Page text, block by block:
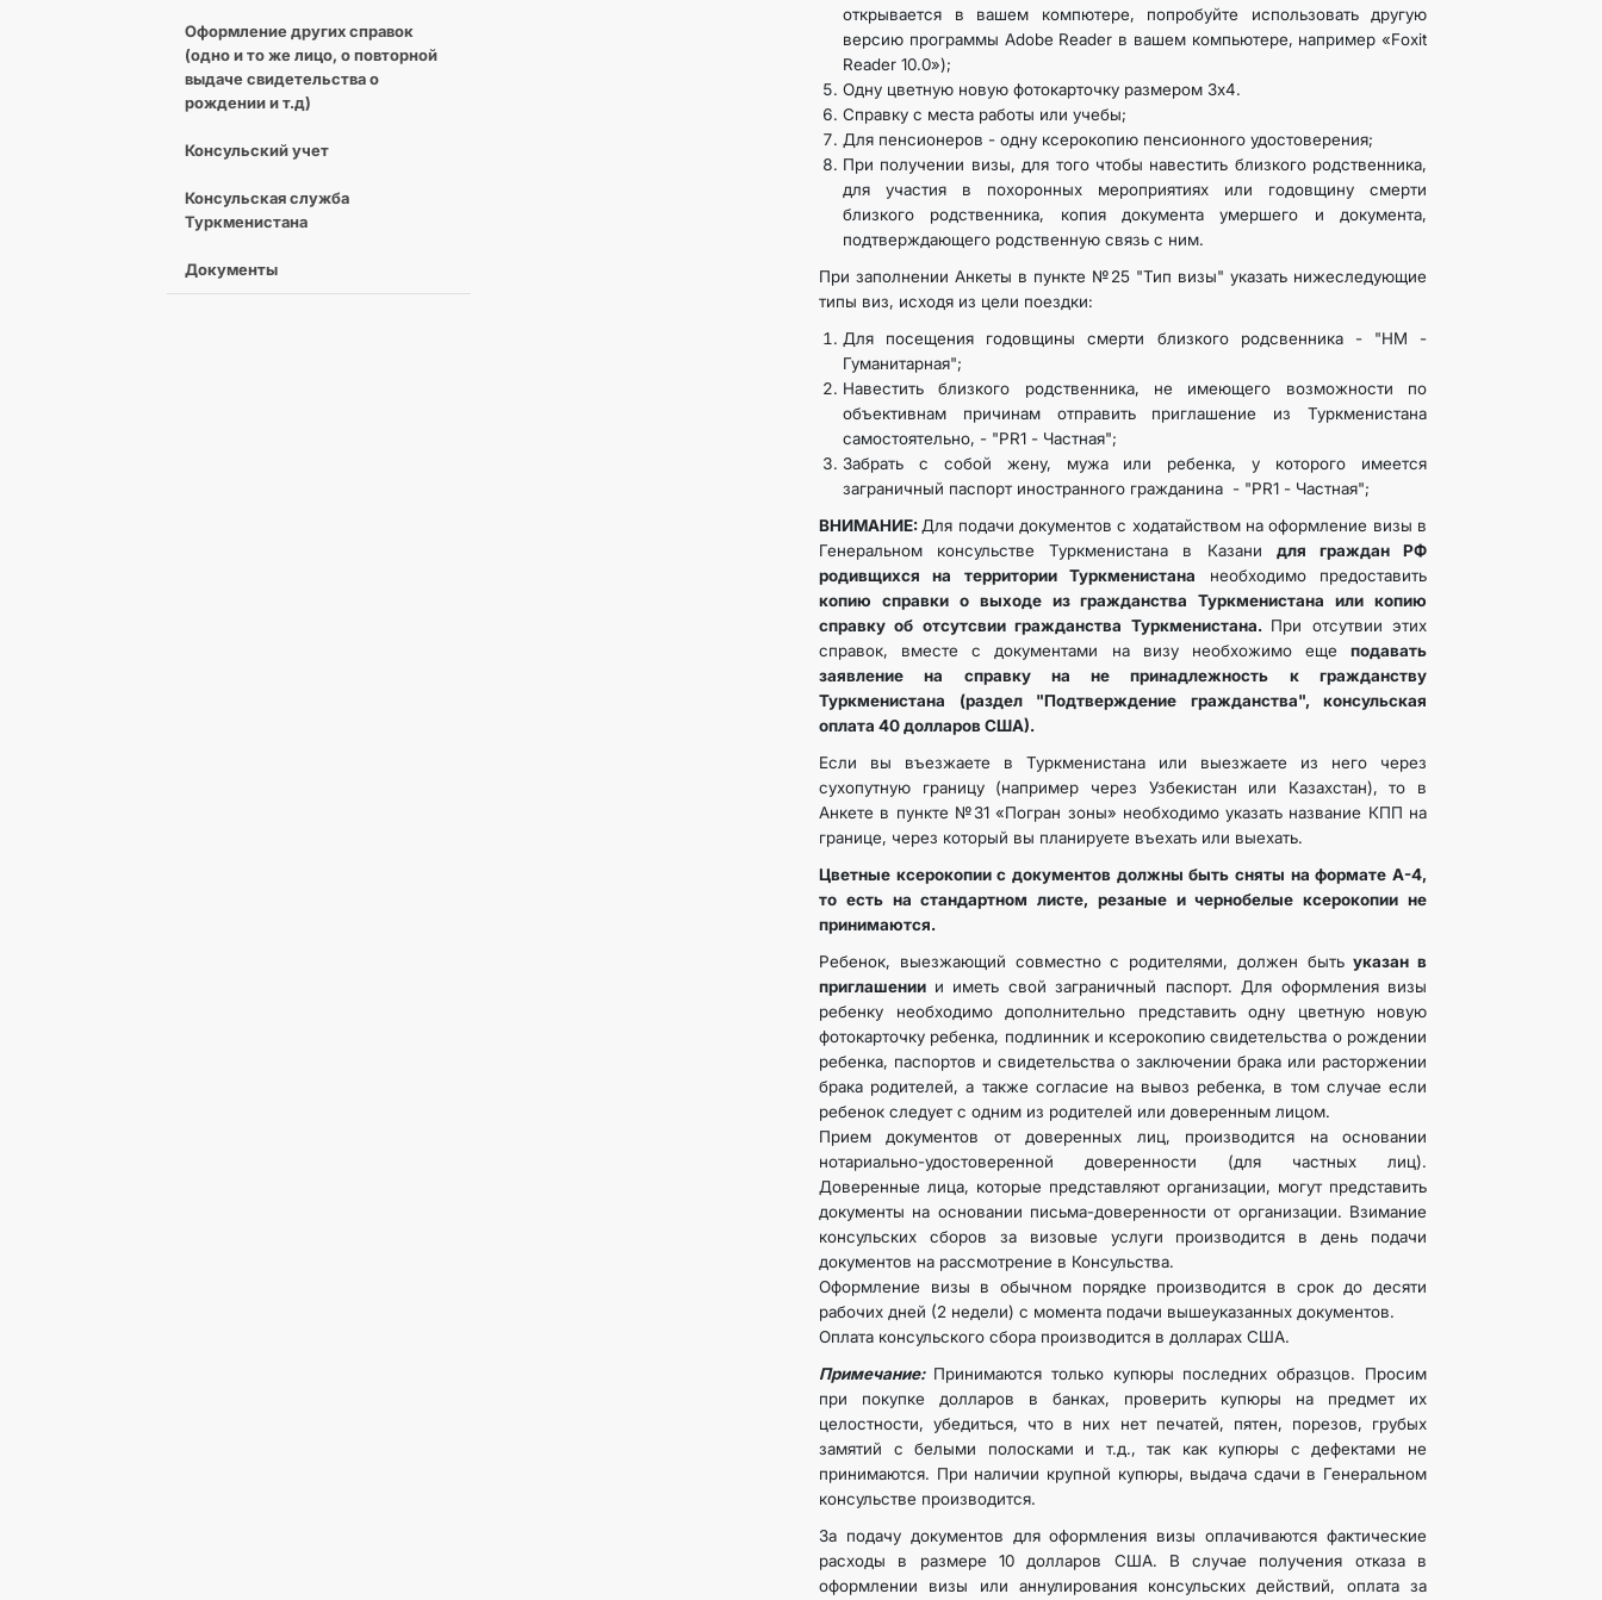
Оформление других справок
(одно и то же лицо, о повторной
выдаче свидетельства о
рождении и т.д)
Консульский учет
Консульская служба
Туркменистана
Документы
открывается в вашем компютере, попробуйте использовать другую
версию программы Adobe Reader в вашем компьютере, например «Foxit
Reader 10.0»);
Одну цветную новую фотокарточку размером 3х4.
Справку с места работы или учебы;
Для пенсионеров - одну ксерокопию пенсионного удостоверения;
При получении визы, для того чтобы навестить близкого родственника,
для участия в похоронных мероприятиях или годовщину смерти
близкого родственника, копия документа умершего и документа,
подтверждающего родственную связь с ним.
При заполнении Анкеты в пункте №25 "Тип визы" указать нижеследующие
типы виз, исходя из цели поездки:
Для посещения годовщины смерти близкого родсвенника - "HM -
Гуманитарная";
Навестить близкого родственника, не имеющего возможности по
объективнам причинам отправить приглашение из Туркменистана
самостоятельно, - "PR1 - Частная";
Забрать с собой жену, мужа или ребенка, у которого имеется
заграничный паспорт иностранного гражданина - "PR1 - Частная";
ВНИМАНИЕ: Для подачи документов с ходатайством на оформление визы в
Генеральном консульстве Туркменистана в Казани для граждан РФ
родивщихся на территории Туркменистана необходимо предоставить
копию справки о выходе из гражданства Туркменистана или копию
справку об отсутсвии гражданства Туркменистана. При отсутвии этих
справок, вместе с документами на визу необхожимо еще подавать
заявление на справку на не принадлежность к гражданству
Туркменистана (раздел "Подтверждение гражданства", консульская
оплата 40 долларов США).
Если вы въезжаете в Туркменистана или выезжаете из него через
сухопутную границу (например через Узбекистан или Казахстан), то в
Анкете в пункте №31 «Погран зоны» необходимо указать название КПП на
границе, через который вы планируете въехать или выехать.
Цветные ксерокопии с документов должны быть сняты на формате А-4,
то есть на стандартном листе, резаные и чернобелые ксерокопии не
принимаются.
Ребенок, выезжающий совместно с родителями, должен бытьуказан в
приглашении и иметь свой заграничный паспорт. Для оформления визы
ребенку необходимо дополнительно представить одну цветную новую
фотокарточку ребенка, подлинник и ксерокопию свидетельства о рождении
ребенка, паспортов и свидетельства о заключении брака или расторжении
брака родителей, а также согласие на вывоз ребенка, в том случае если
ребенок следует с одним из родителей или доверенным лицом.
Прием документов от доверенных лиц, производится на основании
нотариально-удостоверенной доверенности (для частных лиц).
Доверенные лица, которые представляют организации, могут представить
документы на основании письма-доверенности от организации. Взимание
консульских сборов за визовые услуги производится в день подачи
документов на рассмотрение в Консульства.
Оформление визы в обычном порядке производится в срок до десяти
рабочих дней (2 недели) с момента подачи вышеуказанных документов.
Оплата консульского сбора производится в долларах США.
Примечание: Принимаются только купюры последних образцов. Просим
при покупке долларов в банках, проверить купюры на предмет их
целостности, убедиться, что в них нет печатей, пятен, порезов, грубых
замятий с белыми полосками и т.д., так как купюры с дефектами не
принимаются. При наличии крупной купюры, выдача сдачи в Генеральном
консульстве производится.
За подачу документов для оформления визы оплачиваются фактические
расходы в размере 10 долларов США. В случае получения отказа в
оформлении визы или аннулирования консульских действий, оплата за